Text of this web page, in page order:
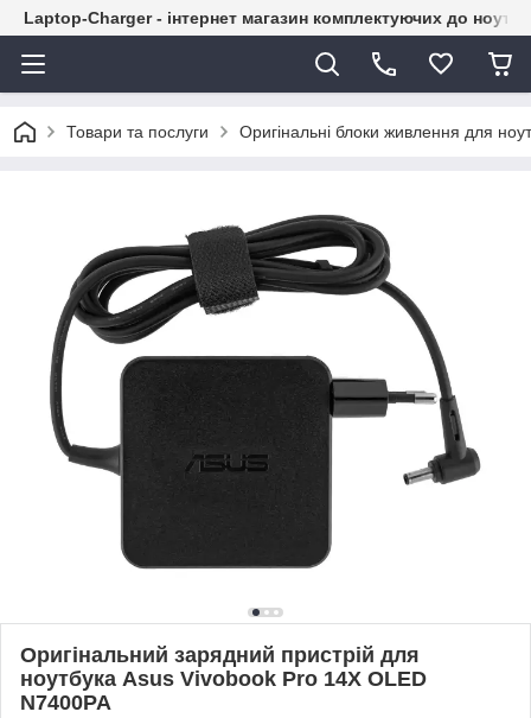
Laptop-Charger - інтернет магазин комплектуючих до
Товари та послуги Оригінальні блоки живлення для
Оригінальний зарядний пристрій для
ноутбука Asus Vivobook Pro 14X OLED
N7400PA